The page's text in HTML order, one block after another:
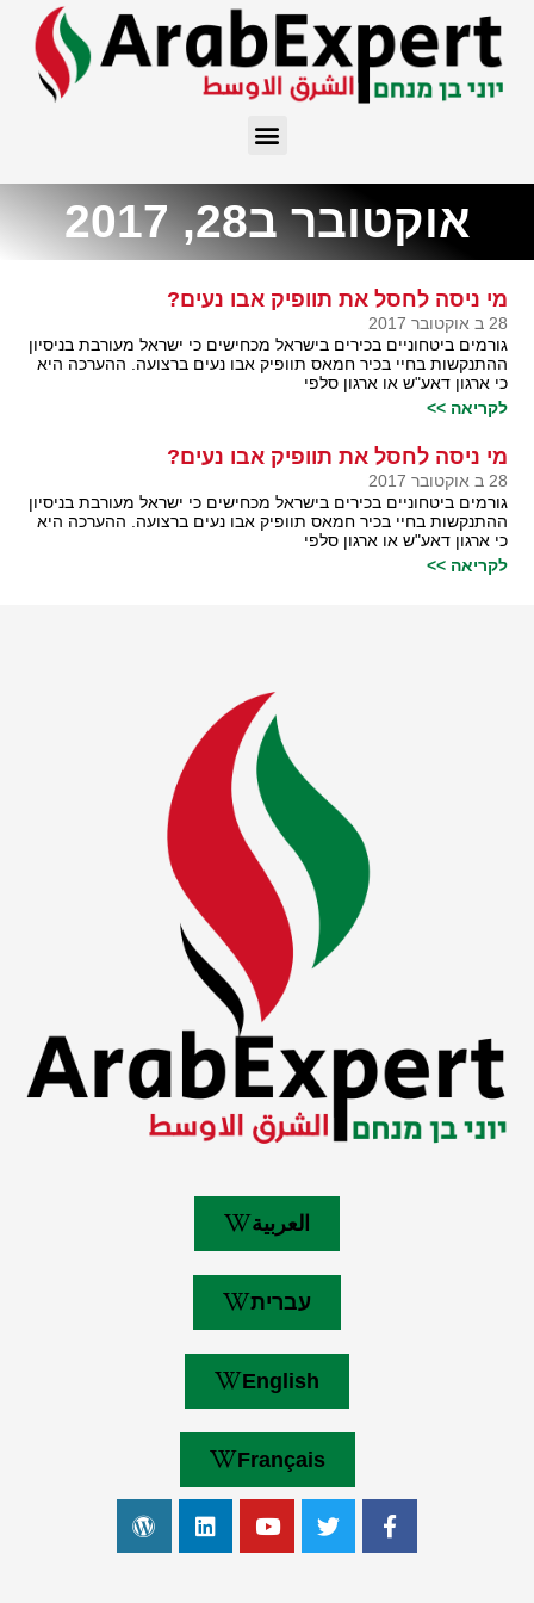
אוקטובר ב28, 2017
מי ניסה לחסל את תוופיק אבו נעים?
28 ב אוקטובר 2017
גורמים ביטחוניים בכירים בישראל מכחישים כי ישראל מעורבת בניסיון
ההתנקשות בחיי בכיר חמאס תוופיק אבו נעים ברצועה. ההערכה היא
כי ארגון דאע"ש או ארגון סלפי
לקריאה >>
מי ניסה לחסל את תוופיק אבו נעים?
28 ב אוקטובר 2017
גורמים ביטחוניים בכירים בישראל מכחישים כי ישראל מעורבת בניסיון
ההתנקשות בחיי בכיר חמאס תוופיק אבו נעים ברצועה. ההערכה היא
כי ארגון דאע"ש או ארגון סלפי
לקריאה >>
العربية
עברית
English
Français